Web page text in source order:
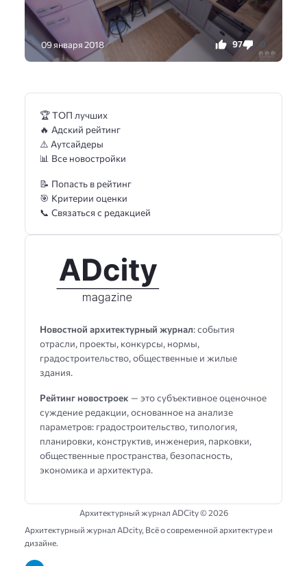
09 января 2018 97 0
Новостной архитектурный журнал: события
отрасли, проекты, конкурсы, нормы,
градостроительство, общественные и жилые
здания.
Рейтинг новостроек — это субъективное оценочное
суждение редакции, основанное на анализе
параметров: градостроительство, типология,
планировки, конструктив, инженерия, парковки,
общественные пространства, безопасность,
экономика и архитектура.
🏆 ТОП лучших
🔥 Адский рейтинг
⚠️ Аутсайдеры
📊 Все новостройки
📝 Попасть в рейтинг
🎯 Критерии оценки
📞 Связаться с редакцией
Архитектурный журнал ADCity ©2026
Архитектурный журнал ADсity, Всё о современной архитектуре и
дизайне.